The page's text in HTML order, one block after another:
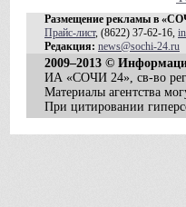
Размещение рекламы в
Прайс-лист, (8622) 37-62-16,
Редакция: news@sochi-24.ru
2009–2013 ©
ИА «СОЧИ 24», св-во
Материалы агентства
При цитировании